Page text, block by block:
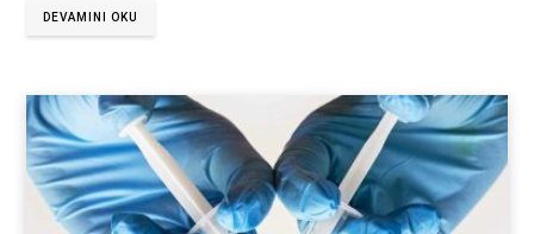
DEVAMINI OKU